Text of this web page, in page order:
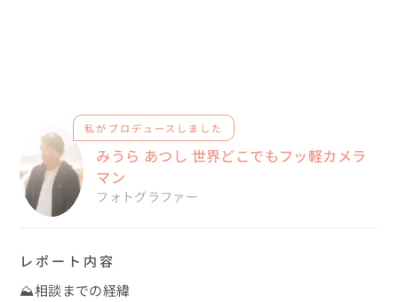
私がプロデュースしました
みうら あつし 世界どこでもフッ軽カメラ
マン
フォトグラファー
レポート内容
⛰相談までの経緯